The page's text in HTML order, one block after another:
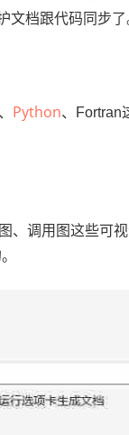
文档跟代码同步了
Python、Fortran
、调用图这些可